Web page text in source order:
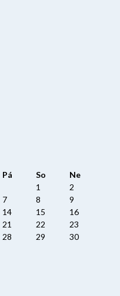
Pá So Ne
1
2
7 8
9
14 15
16
21 22
23
28 29
30